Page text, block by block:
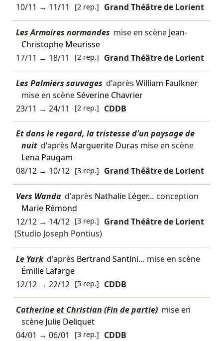
10/11 → 11/11 [2 rep.] Grand Théâtre de Lorient
Les Armoires normandes mise en scène Jean-
Christophe Meurisse
17/11 → 18/11 [2 rep.] Grand Théâtre de Lorient
Les Palmiers sauvages d'après William Faulkner
mise en scèneSéverine Chavrier
23/11 → 24/11 [2 rep.] CDDB
Et dans le regard, la tristesse d'un paysage de
nuit d'après Marguerite Duras mise en scène
Lena Paugam
08/12→ 10/12 [3 rep.] Grand Théâtre de Lorient
Vers Wanda d'après Nathalie Léger… conception
Marie Rémond
12/12→ 14/12 [3 rep.]
Grand Théâtre de Lorient
(Studio Joseph Pontius)
Le Yark d'après Bertrand Santini… mise en scène
Émilie Lafarge
12/12→ 22/12 [5 rep.] CDDB
Catherine et Christian (Fin de partie) mise en
scène Julie Deliquet
04/01 → 06/01 [3 rep.] CDDB